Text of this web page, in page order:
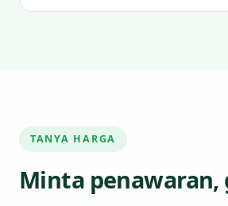
TANYA HARGA
Minta penawaran,